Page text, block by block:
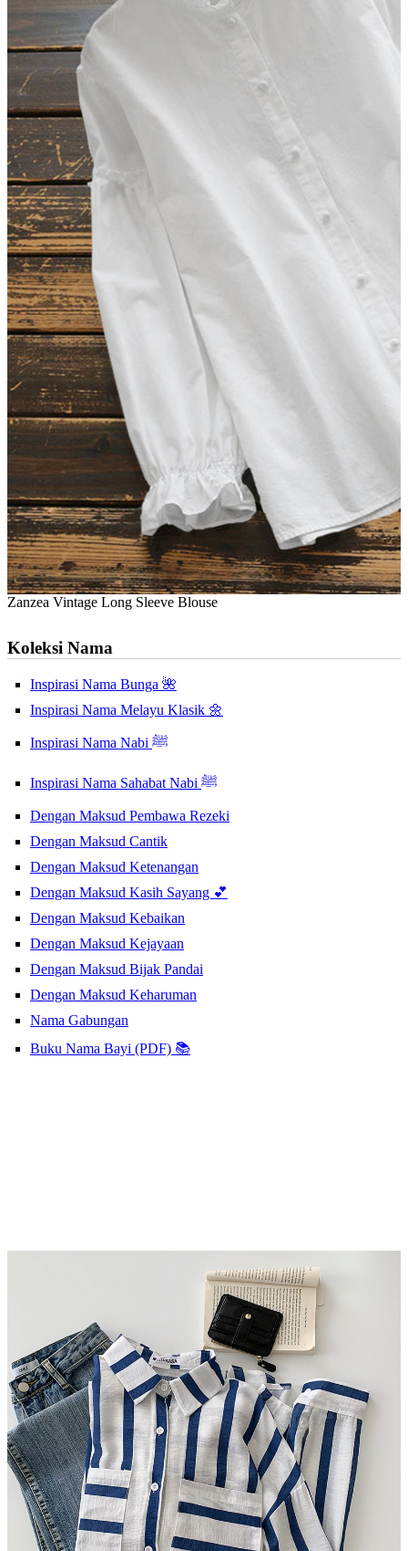
Zanzea Vintage Long Sleeve Blouse
Koleksi Nama
Inspirasi Nama Bunga 🌺
Inspirasi Nama Melayu Klasik 🌼
Inspirasi Nama Nabi ﷺ
Inspirasi Nama Sahabat Nabi ﷺ
Dengan Maksud Pembawa Rezeki
Dengan Maksud Cantik
Dengan Maksud Ketenangan
Dengan Maksud Kasih Sayang 💕
Dengan Maksud Kebaikan
Dengan Maksud Kejayaan
Dengan Maksud Bijak Pandai
Dengan Maksud Keharuman
Nama Gabungan
Buku Nama Bayi (PDF) 📚